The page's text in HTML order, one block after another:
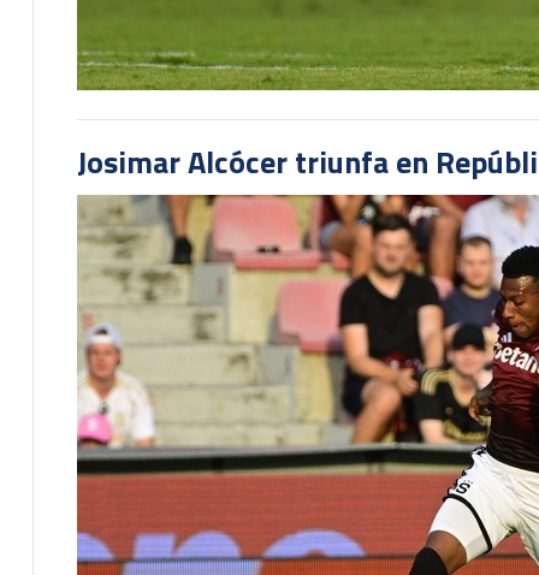
Josimar Alcócer triunfa en